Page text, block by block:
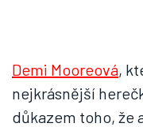
Demi Mooreová,
nejkrásnější
důkazem toho, že